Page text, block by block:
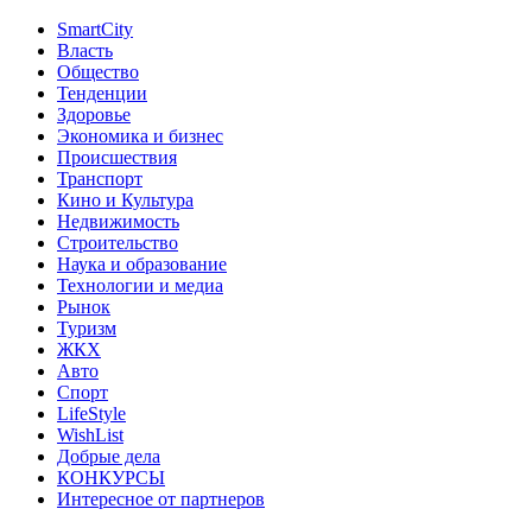
SmartCity
Власть
Общество
Тенденции
Здоровье
Экономика и бизнес
Происшествия
Транспорт
Кино и Культура
Недвижимость
Строительство
Наука и образование
Технологии и медиа
Рынок
Туризм
ЖКХ
Авто
Спорт
LifeStyle
WishList
Добрые дела
КОНКУРСЫ
Интересное от партнеров